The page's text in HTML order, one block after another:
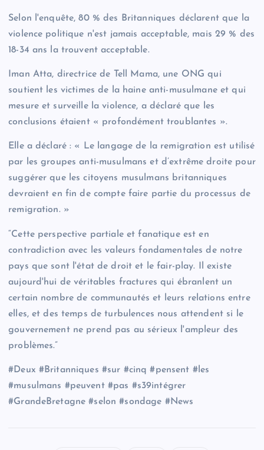
Selon l'enquête, 80 % des Britanniques déclarent que la
violence politique n'est jamais acceptable, mais 29 % des
18-34 ans la trouvent acceptable.
Iman Atta, directrice de Tell Mama, une ONG qui
soutient les victimes de la haine anti-musulmane et qui
mesure et surveille la violence, a déclaré que les
conclusions étaient « profondément troublantes ».
Elle a déclaré : « Le langage de la remigration est utilisé
par les groupes anti-musulmans et d’extrême droite pour
suggérer que les citoyens musulmans britanniques
devraient en fin de compte faire partie du processus de
remigration. »
“Cette perspective partiale et fanatique est en
contradiction avec les valeurs fondamentales de notre
pays que sont l'état de droit et le fair-play. Il existe
aujourd'hui de véritables fractures qui ébranlent un
certain nombre de communautés et leurs relations entre
elles, et des temps de turbulences nous attendent si le
gouvernement ne prend pas au sérieux l'ampleur des
problèmes.”
#Deux #Britanniques #sur #cinq #pensent #les
#musulmans #peuvent #pas #s39intégrer
#GrandeBretagne #selon #sondage #News